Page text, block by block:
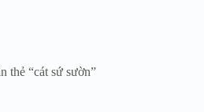
thẻ “cát sứ sườn”